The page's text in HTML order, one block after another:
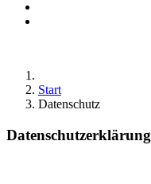
Start
Datenschutz
Datenschutz­erklärung